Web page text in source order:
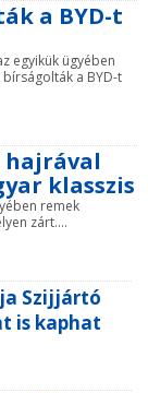
a BYD-t
egyikük ügyében
a BYD-t
hajrával
klasszis
remek
zárt....
Szijjártó
is kaphat